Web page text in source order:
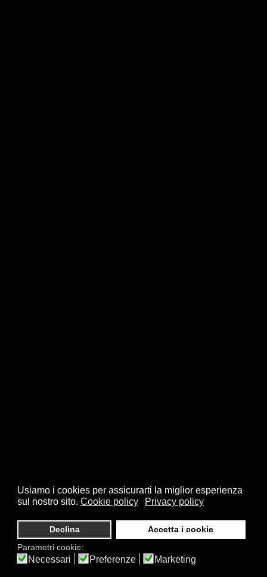
Usiamo i cookies per assicurarti la miglior esperienza
sul nostro sito. Cookie policy Privacy policy
Declina
Accetta i cookie
Parametri cookie:
Necessari Preferenze Marketing